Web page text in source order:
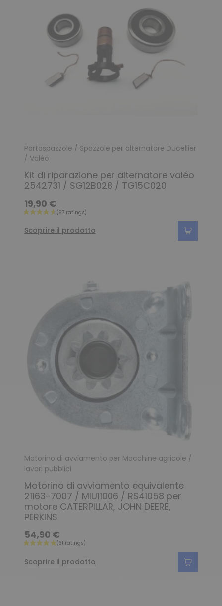
(120 ratings)
Portaspazzole / Spazzole per alternatore Ducellier
/ Valéo
Kit di riparazione per alternatore valéo
2542731 / SG12B028 / TG15C020
19,90 €
Scoprire il prodotto
Motorino di avviamento per Macchine agricole /
lavori pubblici
Motorino di avviamento equivalente
21163-7007 / MIU11006 / RS41058 per
motore CATERPILLAR, JOHN DEERE,
PERKINS
54,90 €
Scoprire il prodotto